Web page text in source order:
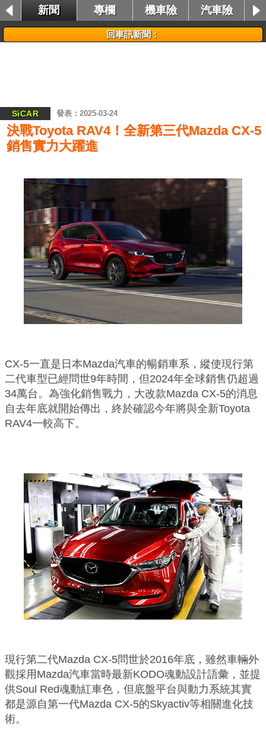
新聞 專欄 機車險
汽車險
租車險
回車訊新聞：
SiCAR 2025-03-24
決戰Toyota RAV4！全新第三代Mazda CX-5
銷售實力大躍進
CX-5一直是日本Mazda汽車的暢銷車系，縱使現行第
二代車型已經問世9年時間，但2024年全球銷售仍超過
34萬台。為強化銷售戰力，大改款Mazda CX-5的消息
自去年底就開始傳出，終於確認今年將與全新Toyota
RAV4一較高下。
現行第二代Mazda CX-5問世於2016年底，雖然車輛外
觀採用Mazda汽車當時最新KODO魂動設計語彙，並提
供Soul Red魂動紅車色，但底盤平台與動力系統其實
都是源自第一代Mazda CX-5的Skyactiv等相關進化技
術。